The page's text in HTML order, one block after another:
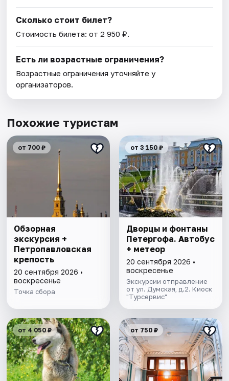
Сколько стоит билет?
Стоимость билета: от 2 950 ₽.
Есть ли возрастные ограничения?
Возрастные ограничения уточняйте у
организаторов.
Похожие туристам
от 700 ₽
Обзорная
экскурсия +
Петропавловская
крепость
20 сентября 2026 •
воскресенье
Точка сбора
от 3 150 ₽
Дворцы и фонтаны
Петергофа. Автобус
+ метеор
20 сентября 2026 •
воскресенье
Экскурсии отправление
от ул. Думская, д.2. Киоск
"Турсервис"
от 4 050 ₽ от 750 ₽